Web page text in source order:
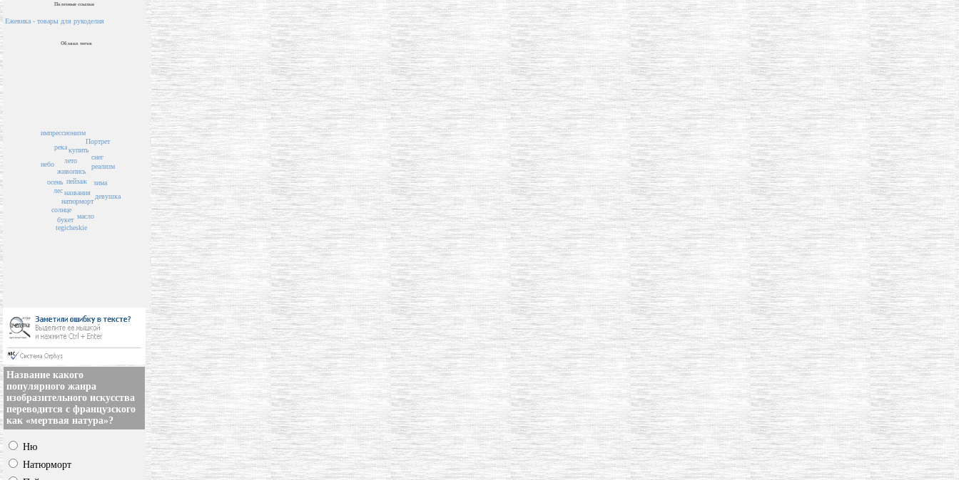
Полезные ссылки
Ежевика - товары для рукоделия
Облако тегов
пейзаж
названия
живопись
лето
натюрморт
купить
солнце
лес
зима
осень
букет масло
река
снег
tegicheskie
реализм
небо
импрессионизм
Портрет
девушка
Название какого
популярного жанра
изобразительного искусства
переводится с французского
как «мертвая натура»?
Ню
Натюрморт